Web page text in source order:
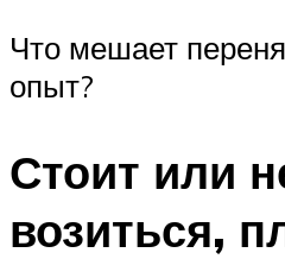
Что мешает
опыт?
Стоит или
возиться,